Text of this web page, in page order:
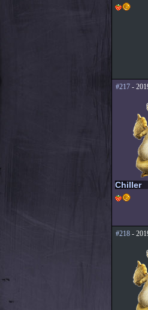
#217-
Chiller
#218-